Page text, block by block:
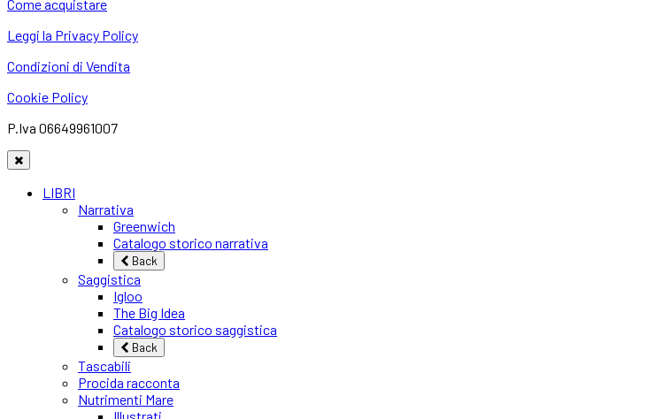
Come acquistare
Leggi la Privacy Policy
Condizioni di Vendita
Cookie Policy
P.Iva 06649961007
LIBRI
Narrativa
Greenwich
Catalogo storico narrativa
Back
Saggistica
Igloo
The Big Idea
Catalogo storico saggistica
Back
Tascabili
Procida racconta
Nutrimenti Mare